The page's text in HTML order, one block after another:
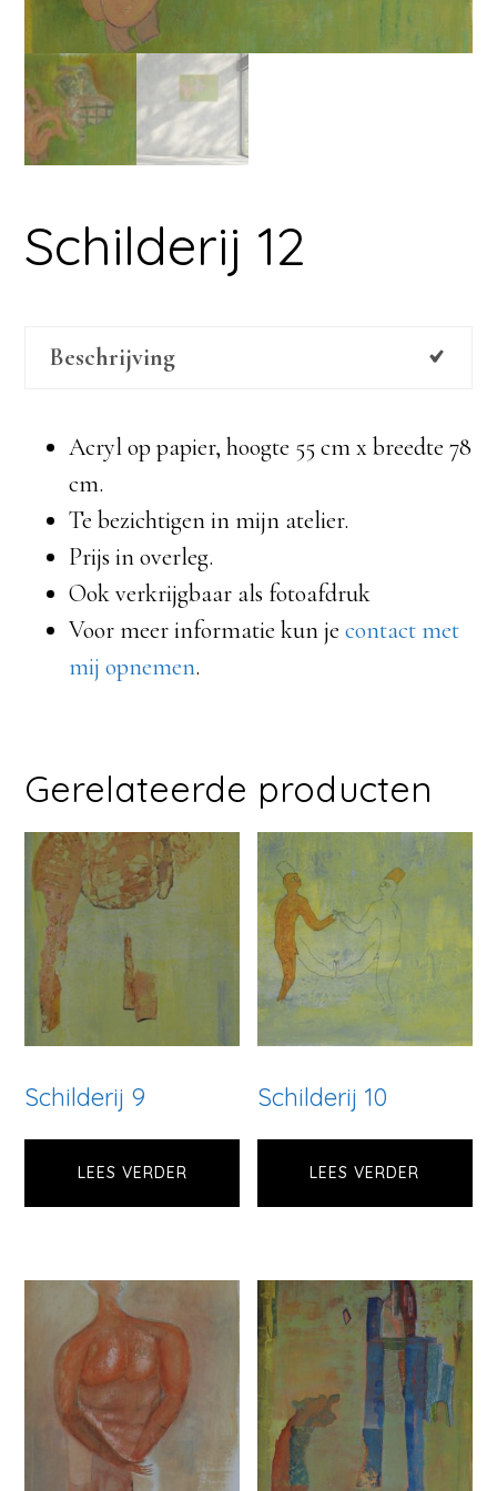
Schilderij 12
Beschrijving
Acryl op papier, hoogte 55 cm x breedte 78
cm.
Te bezichtigen in mijn atelier.
Prijs in overleg.
Ook verkrijgbaar als fotoafdruk
Voor meer informatie kun jecontact met
mij opnemen.
Gerelateerde producten
Schilderij 9
LEES VERDER
Schilderij 10
LEES VERDER